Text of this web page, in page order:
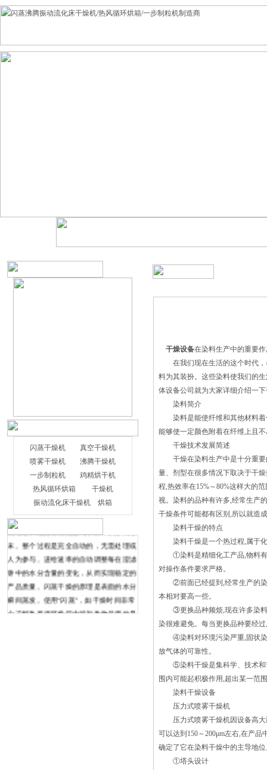
闪蒸干燥机
真空干燥机
喷雾干燥机
沸腾干燥机
一步制粒机
鸡精烘干机
热风循环烘箱
干燥机
振动流化床干燥机
烘箱
应用•马铃薯淀粉干燥•玉米淀粉干燥•A-淀
粉干燥•B-淀粉干燥概述闪蒸干燥机是一
种连续干燥装置，用于干燥湿饼各种崩解
成细粉和湿滤饼用热空气干燥，以形成粉
末。整个过程是完全自动的，无需处理或
人为参与。进给速率的自动调整每在湿滤
饼中的水分含量的变化，从而实现稳定的
产品质量。闪蒸干燥的原理是表面的水分
瞬间蒸发。使用“闪蒸”，如干燥时间非常
少了解热风循环烘箱内被加热物品摆放是
干燥设备在染料生产中的重要
在我们现在生活的这个时代，
料为其装扮。这些染料使我们的
体设备公司就为大家详细介绍一下
染料简介
染料是能使纤维和其他材料着
能够使一定颜色附着在纤维上且
干燥技术发展简述
干燥在染料生产中是十分重要
量、剂型在很多情况下取决于干
程,热效率在15%～80%这样大的
视。染料的品种有许多,经常生产
干燥条件可能都有区别,所以就造
染料干燥的特点
染料干燥是一个热过程,属于化
①染料是精细化工产品,物料有
对操作条件要求严格。
②前面已经提到,经常生产的染
本相对要高一些。
③更换品种频烦,现在许多染料
染很难避免。每当更换品种要经
④染料对环境污染严重,固状染
放气体的可靠性。
⑤染料干燥是集科学、技术和艺
围内可能起积极作用,超出某一范
染料干燥设备
压力式喷雾干燥机
压力式喷雾干燥机因设备高大
可以达到150～200μm左右,在产
确定了它在染料干燥中的主导地
①塔头设计